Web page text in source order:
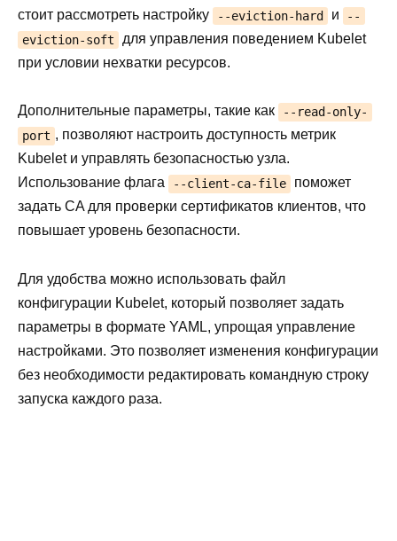
стоит рассмотреть настройку
--eviction-hard и
--
eviction-soft
для управления поведением Kubelet
при условии нехватки ресурсов.
Дополнительные параметры, такие как
--read-only-
port , позволяют настроить доступность метрик
Kubelet и управлять безопасностью узла.
Использование флага
--client-ca-file
поможет
задать CA для проверки сертификатов клиентов, что
повышает уровень безопасности.
Для удобства можно использовать файл
конфигурации Kubelet, который позволяет задать
параметры в формате YAML, упрощая управление
настройками. Это позволяет изменения конфигурации
без необходимости редактировать командную строку
запуска каждого раза.